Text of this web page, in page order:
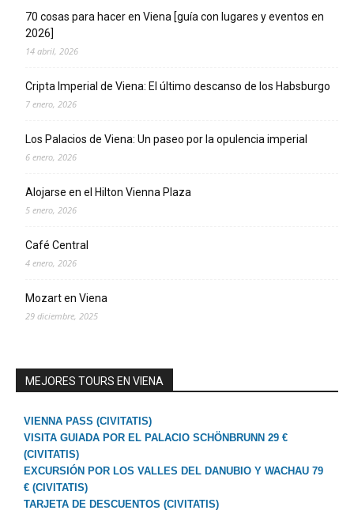
70 cosas para hacer en Viena [guía con lugares y eventos en
2026]
14 abril, 2026
Cripta Imperial de Viena: El último descanso de los Habsburgo
7 enero, 2026
Los Palacios de Viena: Un paseo por la opulencia imperial
6 enero, 2026
Alojarse en el Hilton Vienna Plaza
5 enero, 2026
Café Central
4 enero, 2026
Mozart en Viena
29 diciembre, 2025
MEJORES TOURS EN VIENA
VIENNA PASS (CIVITATIS)
VISITA GUIADA POR EL PALACIO SCHÖNBRUNN 29 €
(CIVITATIS)
EXCURSIÓN POR LOS VALLES DEL DANUBIO Y WACHAU 79
€ (CIVITATIS)
TARJETA DE DESCUENTOS (CIVITATIS)